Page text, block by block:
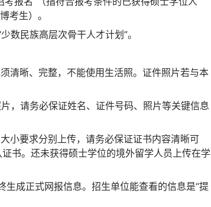
考生）。
数民族高层次骨干人才计划”。
清晰、完整，不能使用生活照。证件照片若与本
，请务必保证姓名、证件号码、照片等关键信息
小要求分别上传，请务必保证证书内容清晰可
书。还未获得硕士学位的境外留学人员上传在学
成正式网报信息。招生单位能查看的信息是“提